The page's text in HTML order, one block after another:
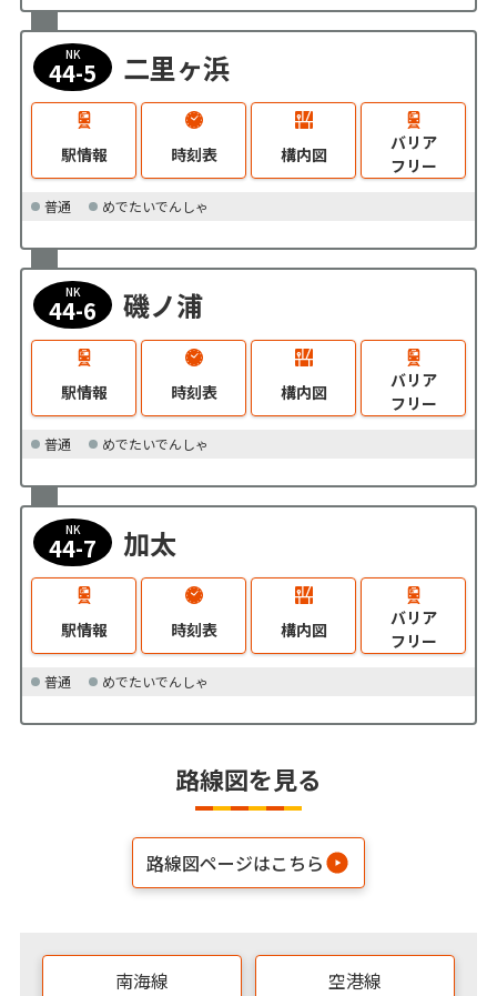
NK
44-5 二里ヶ浜
駅情報 時刻表 構内図
バリア
フリー
普通 めでたいでんしゃ
NK
44-6 磯ノ浦
駅情報 時刻表 構内図
バリア
フリー
普通 めでたいでんしゃ
NK
44-7 加太
駅情報 時刻表 構内図
バリア
フリー
普通 めでたいでんしゃ
路線図を見る
路線図ページはこちら
南海線 空港線